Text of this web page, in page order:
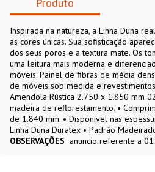
Inspirada na natureza, a Linha Duna
as cores únicas. Sua sofisticação
dos seus poros e a textura mate. Os
uma leitura mais moderna e
móveis. Painel de fibras de média
de móveis sob medida e
Amendola Rústica 2.750 x 1.850 mm
madeira de reflorestamento. •
de 1.840 mm. • Disponível nas
Linha Duna Duratex • Padrão
OBSERVAÇÕES anuncio referente a